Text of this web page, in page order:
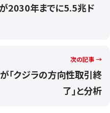
2030年までに5.5兆ド
次の記事 →
「クジラの方向性取引終
了」と分析